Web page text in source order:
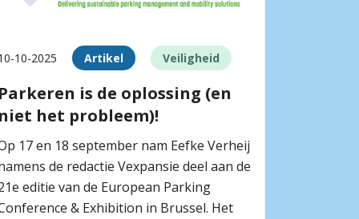
10-2025 Artikel Veiligheid
Parkeren is de oplossing (en
niet het probleem)!
17 en 18 september nam Eefke Verheij
de redactie Vexpansie deel aan de
editie van de European Parking
& Exhibition in Brussel. Het